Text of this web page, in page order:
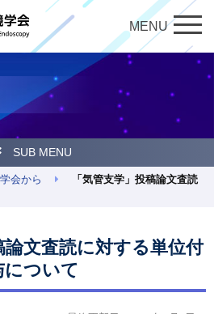
MENU
SUB MENU
学会から
「気管支学」投稿論文査読
論文査読に対する単位付
について